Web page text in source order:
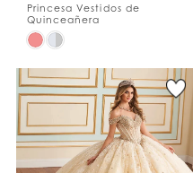
Princesa Vestidos de
Quinceañera
Skip
List
#b45661a6a4
to
end